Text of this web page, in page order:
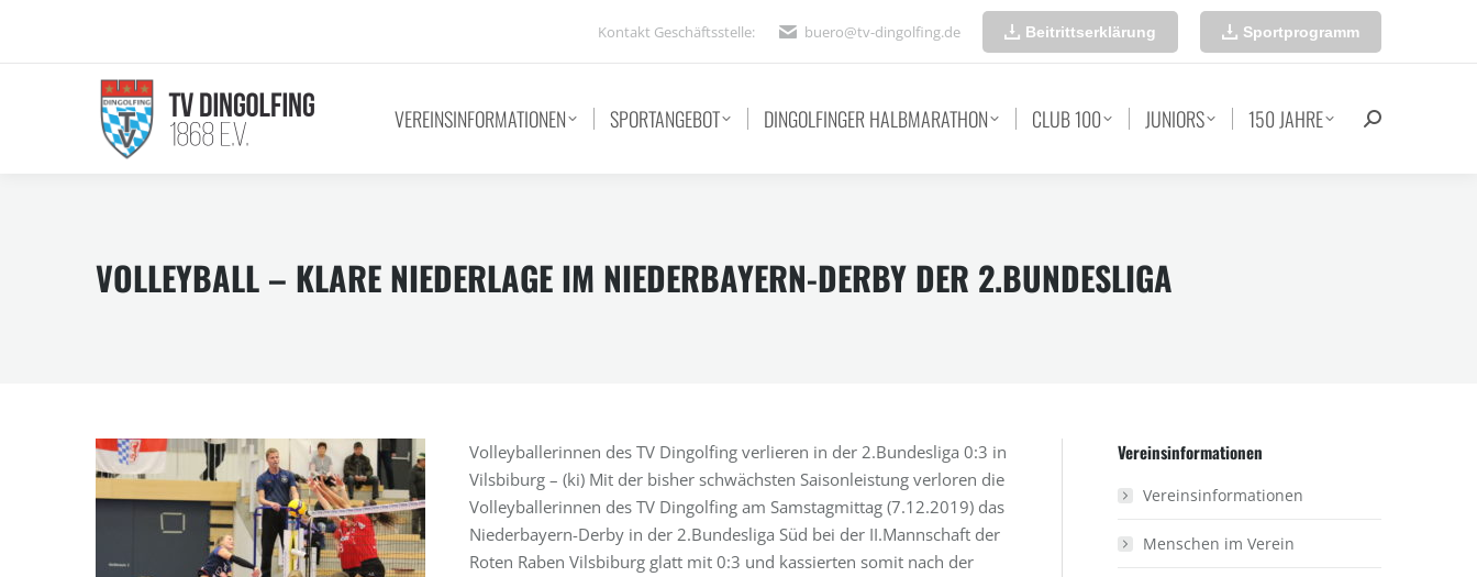
Kontakt Geschäftsstelle: buero@tv-dingolfing.de Beitrittserklärung Sportprogramm
VEREINSINFORMATIONEN SPORTANGEBOT DINGOLFINGER HALBMARATHON CLUB 100 JUNIORS 150 JAHRE Search:
VOLLEYBALL – KLARE NIEDERLAGE IM NIEDERBAYERN-DERBY DER 2.BUNDESLIGA
Volleyballerinnen des TV Dingolfing verlieren in der 2.Bundesliga 0:3 in
Vilsbiburg – (ki) Mit der bisher schwächsten Saisonleistung verloren die
Volleyballerinnen des TV Dingolfing am Samstagmittag (7.12.2019) das
Niederbayern-Derby in der 2.Bundesliga Süd bei der II.Mannschaft der
Roten Raben Vilsbiburg glatt mit 0:3 und kassierten somit nach der
Vereinsinformationen
Vereinsinformationen
Menschen im Verein